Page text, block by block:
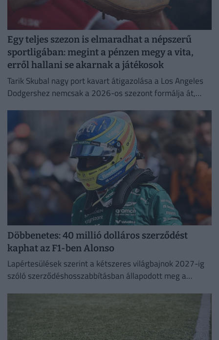
Egy teljes szezon is elmaradhat a népszerű
sportligában: megint a pénzen megy a vita,
erről hallani se akarnak a játékosok
Tarik Skubal nagy port kavart átigazolása a Los Angeles
Dodgershez nemcsak a 2026-os szezont formálja át,
Döbbenetes: 40 millió dolláros szerződést
kaphat az F1-ben Alonso
Lapértesülések szerint a kétszeres világbajnok 2027-ig
szóló szerződéshosszabbításban állapodott meg a